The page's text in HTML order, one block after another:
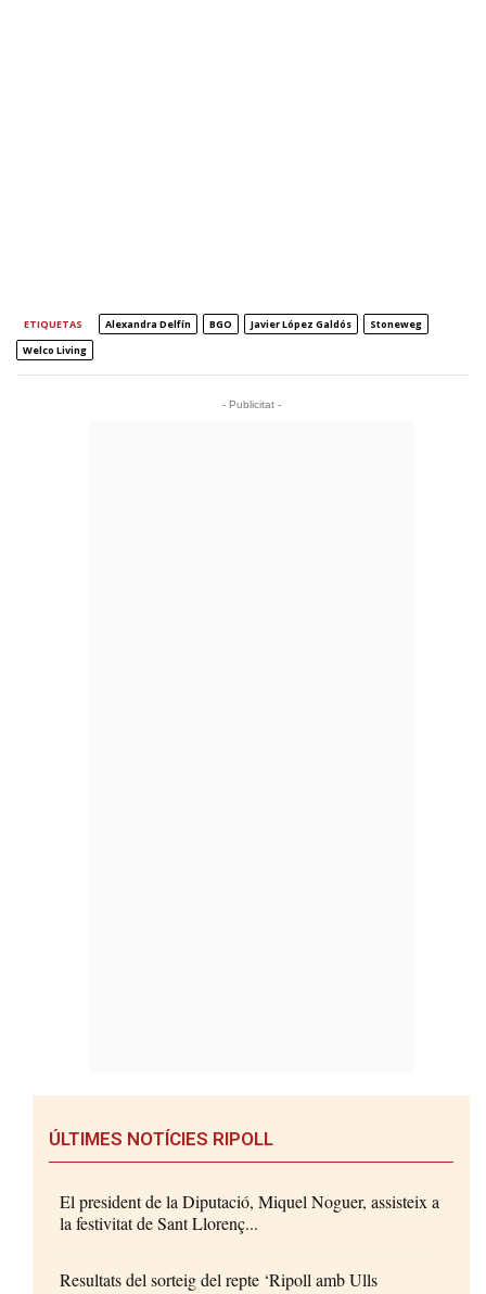
ETIQUETAS Alexandra Delfín BGO Javier López Galdós
Stoneweg
Welco Living
- Publicitat -
ÚLTIMES NOTÍCIES RIPOLL
El president de la Diputació, Miquel Noguer, assisteix a
la festivitat de Sant Llorenç...
Resultats del sorteig del repte ‘Ripoll amb Ulls